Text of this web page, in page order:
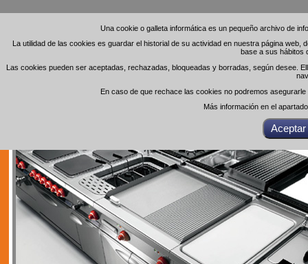
Una cookie o galleta informática es un pequeño archivo de
La utilidad de las cookies es guardar el historial de su actividad en nuestra página
base a sus hábitos
Las cookies pueden ser aceptadas, rechazadas, bloqueadas y borradas, según desee.
En caso de que rechace las cookies no podremos
Más información en el
Una cookie o galleta informática es un pequeño archivo de
La utilidad de las cookies es guardar el historial de su actividad en nuestra página
base a sus hábitos
Las cookies pueden ser aceptadas, rechazadas, bloqueadas y borradas, según desee.
En caso de que rechace las cookies no podremos
Más información en el